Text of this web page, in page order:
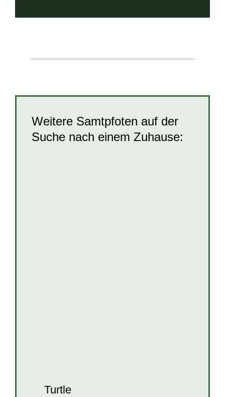
Weitere Samtpfoten auf der
Suche nach einem Zuhause:
Turtle